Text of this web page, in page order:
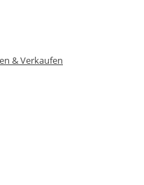
& Verkaufen